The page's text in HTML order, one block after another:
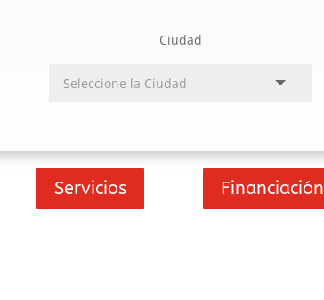
Ciudad
Servicios Financiación